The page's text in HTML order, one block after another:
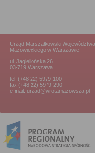
Urząd Marszałkowski Województwa
Mazowieckiego w Warszawie
ul. Jagiellońska 26
03-719 Warszawa
tel. (+48 22) 5979-100
fax (+48 22) 5979-290
e-mail: urzad@wrotamazowsza.pl